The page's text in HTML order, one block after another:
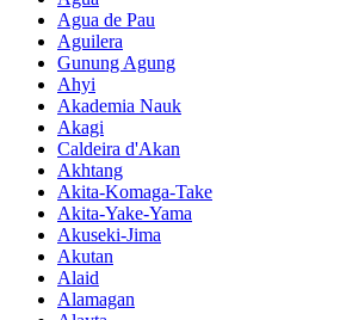
Agua de Pau
Aguilera
Gunung Agung
Ahyi
Akademia Nauk
Akagi
Caldeira d'Akan
Akhtang
Akita-Komaga-Take
Akita-Yake-Yama
Akuseki-Jima
Akutan
Alaid
Alamagan